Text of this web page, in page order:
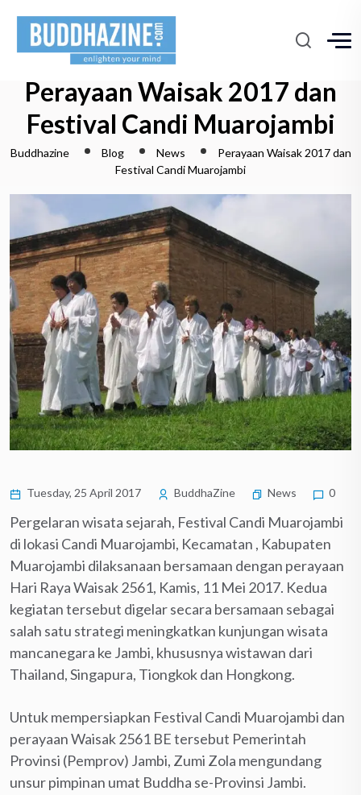
Perayaan Waisak 2017 dan
Festival Candi Muarojambi
Buddhazine Blog News
Perayaan Waisak 2017 dan
Festival Candi Muarojambi
Tuesday, 25 April 2017 BuddhaZine News 0
Pergelaran wisata sejarah, Festival Candi Muarojambi
di lokasi Candi Muarojambi, Kecamatan , Kabupaten
Muarojambi dilaksanaan bersamaan dengan perayaan
Hari Raya Waisak 2561, Kamis, 11 Mei 2017. Kedua
kegiatan tersebut digelar secara bersamaan sebagai
salah satu strategi meningkatkan kunjungan wisata
mancanegara ke Jambi, khususnya wistawan dari
Thailand, Singapura, Tiongkok dan Hongkong.
Untuk mempersiapkan Festival Candi Muarojambi dan
perayaan Waisak 2561 BE tersebut Pemerintah
Provinsi (Pemprov) Jambi, Zumi Zola mengundang
unsur pimpinan umat Buddha se-Provinsi Jambi.